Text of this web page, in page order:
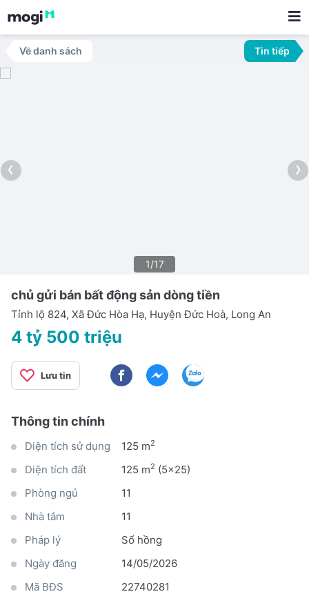
Về danh sách Tin tiếp
‹ ›
1/17
chủ gửi bán bất động sản dòng tiền
Tỉnh lộ 824, Xã Đức Hòa Hạ, Huyện Đức Hoà, Long An
4 tỷ 500 triệu
Lưu tin
Thông tin chính
Diện tích sử dụng 125 m2
Diện tích đất 125 m2 (5x25)
Phòng ngủ
11
Nhà tắm
11
Pháp lý
Sổ hồng
Ngày đăng
14/05/2026
Mã BĐS
22740281